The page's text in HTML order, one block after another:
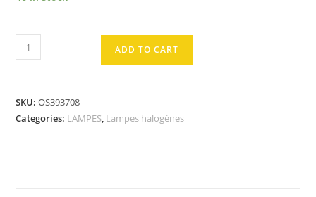
AMPOULE
Halolux
60W
ADD TO CART
SKU:OS393708
Categories: LAMPES, Lampes halogènes